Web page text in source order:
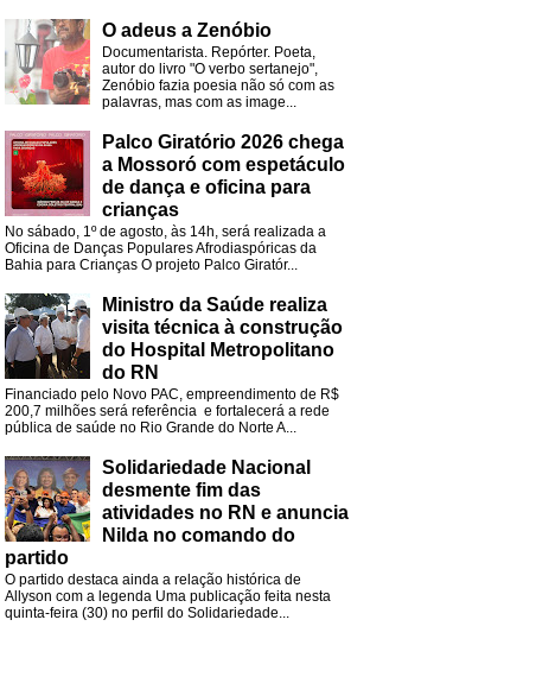
O adeus a Zenóbio
Documentarista. Repórter. Poeta,
autor do livro "O verbo sertanejo",
Zenóbio fazia poesia não só com as
palavras, mas com as image...
Palco Giratório 2026 chega
a Mossoró com espetáculo
de dança e oficina para
crianças
No sábado, 1º de agosto, às 14h, será realizada a
Oficina de Danças Populares Afrodiaspóricas da
Bahia para Crianças O projeto Palco Giratór...
Ministro da Saúde realiza
visita técnica à construção
do Hospital Metropolitano
do RN
Financiado pelo Novo PAC, empreendimento de R$
200,7 milhões será referência e fortalecerá a rede
pública de saúde no Rio Grande do Norte A...
Solidariedade Nacional
desmente fim das
atividades no RN e anuncia
Nilda no comando do
partido
O partido destaca ainda a relação histórica de
Allyson com a legenda Uma publicação feita nesta
quinta-feira (30) no perfil do Solidariedade...